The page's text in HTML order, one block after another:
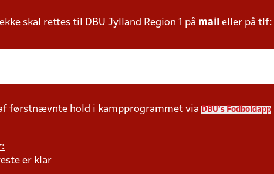
skal rettes til DBU Jylland Region 1 på mail eller på tlf:
førstnævnte hold i kampprogrammet via DBU's Fodboldapp
er klar